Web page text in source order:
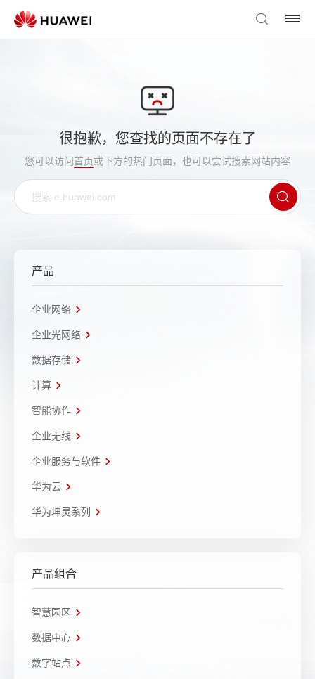
很抱歉，您查找的页面不存在了
您可以访问首页或下方的热门页面，也可以尝试搜索网站内容
产品
企业网络
企业光网络
数据存储
计算
智能协作
企业无线
企业服务与软件
华为云
华为坤灵系列
产品组合
智慧园区
数据中心
数字站点